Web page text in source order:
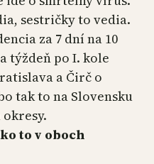
sestričky to vedia.
za 7 dní na 10
týždeň po I. kole
a Čirč o
tak to na Slovensku
okresy.
to v oboch